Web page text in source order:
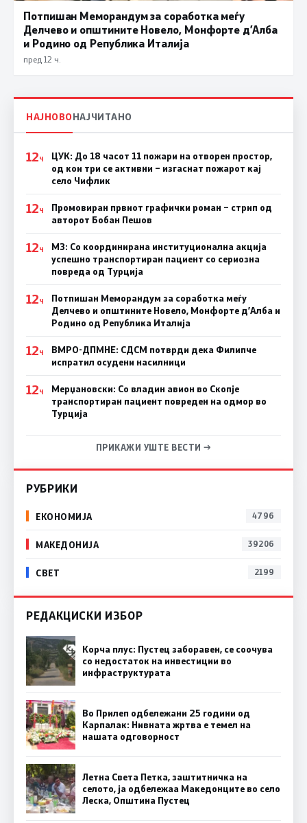
Потпишан Меморандум за соработка меѓу
Делчево и општините Новело, Монфорте д’Алба
и Родино од Република Италија
пред 12 ч.
НАЈНОВОНАЈЧИТАНО
12Ч
ЦУК: До 18 часот 11 пожари на отворен простор,
од кои три се активни – изгаснат пожарот кај
село Чифлик
12Ч
Промовиран првиот графички роман – стрип од
авторот Бобан Пешов
12Ч
МЗ: Со координирана институционална акција
успешно транспортиран пациент со сериозна
повреда од Турција
12Ч
Потпишан Меморандум за соработка меѓу
Делчево и општините Новело, Монфорте д’Алба и
Родино од Република Италија
12Ч
ВМРО-ДПМНЕ: СДСM потврди дека Филипче
испратил осудени насилници
12Ч
Мерџановски: Со владин авион во Скопје
транспортиран пациент повреден на одмор во
Турција
ПРИКАЖИ УШТЕ ВЕСТИ →
РУБРИКИ
ЕКОНОМИЈА 4796
МАКЕДОНИЈА 39206
СВЕТ 2199
РЕДАКЦИСКИ ИЗБОР
Корча плус: Пустец заборавен, се соочува
со недостаток на инвестиции во
инфраструктурата
Во Прилеп одбележани 25 години од
Карпалак: Нивната жртва е темел на
нашата одговорност
Летна Света Петка, заштитничка на
селото, ја одбележаа Македонците во село
Леска, Општина Пустец